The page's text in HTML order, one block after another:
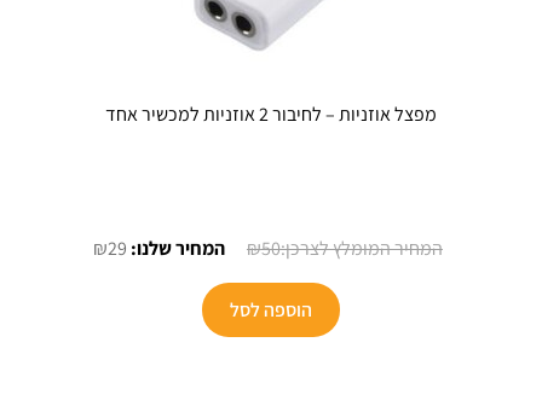
מפצל אוזניות – לחיבור 2 אוזניות למכשיר אחד
₪50
המחיר
המקורי
היה:
₪50.
₪29 המחיר
הוספה לסל